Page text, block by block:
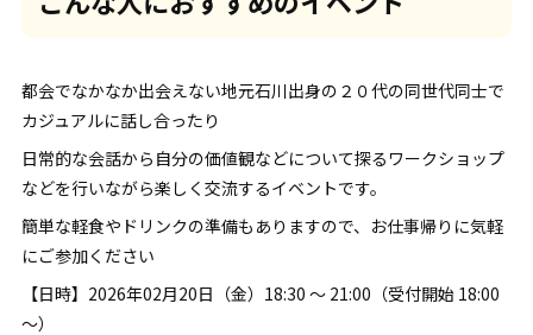
都会でなかなか出会えない地元石川出身の２０代の同世代同士で
カジュアルに話し合ったり
日常的な会話から自分の価値観などについて探るワークショップ
などを行いながら楽しく交流するイベントです。
簡単な軽食やドリンクの準備もありますので、お仕事帰りに気軽
にご参加ください
【日時】2026年02月20日（金）18:30 ～ 21:00（受付開始 18:00
～）